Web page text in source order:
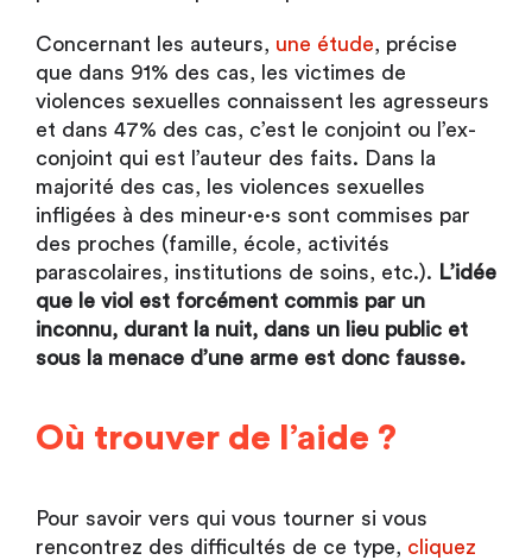
Concernant les auteurs, une étude, précise
que dans 91% des cas, les victimes de
violences sexuelles connaissent les agresseurs
et dans 47% des cas, c’est le conjoint ou l’ex-
conjoint qui est l’auteur des faits. Dans la
majorité des cas, les violences sexuelles
infligées à des mineur·e·s sont commises par
des proches (famille, école, activités
parascolaires, institutions de soins, etc.). L’idée
que le viol est forcément commis par un
inconnu, durant la nuit, dans un lieu public et
sous la menace d’une arme est donc fausse.
Où trouver de l’aide ?
Pour savoir vers qui vous tourner si vous
rencontrez des difficultés de ce type, cliquez